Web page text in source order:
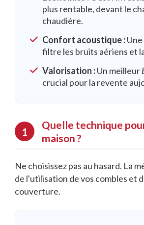
plus rentable, devant le
chaudière.
Confort acoustique :
filtre les bruits aériens et
Valorisation :Un meilleur
crucial pour la revente
Quelle technique
maison ?
Ne choisissez pas au hasard. La
de l'utilisation de vos combles et
couverture.